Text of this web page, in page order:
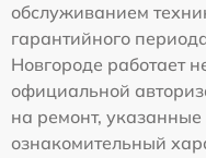
обслуживанием
гарантийного
Новгороде работает
официальной
на ремонт, указанные
ознакомительный